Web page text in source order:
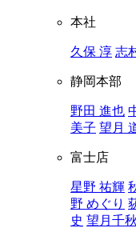
本社
久保 淳 志
静岡本部
野田 進也
美子 望月
富士店
星野 祐輝
野 めぐり
史 望月千秋